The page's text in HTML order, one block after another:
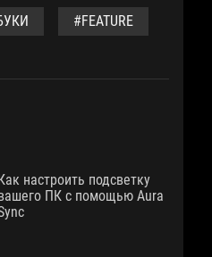
#FEATURE
настроить подсветку
ПК с помощью Aura